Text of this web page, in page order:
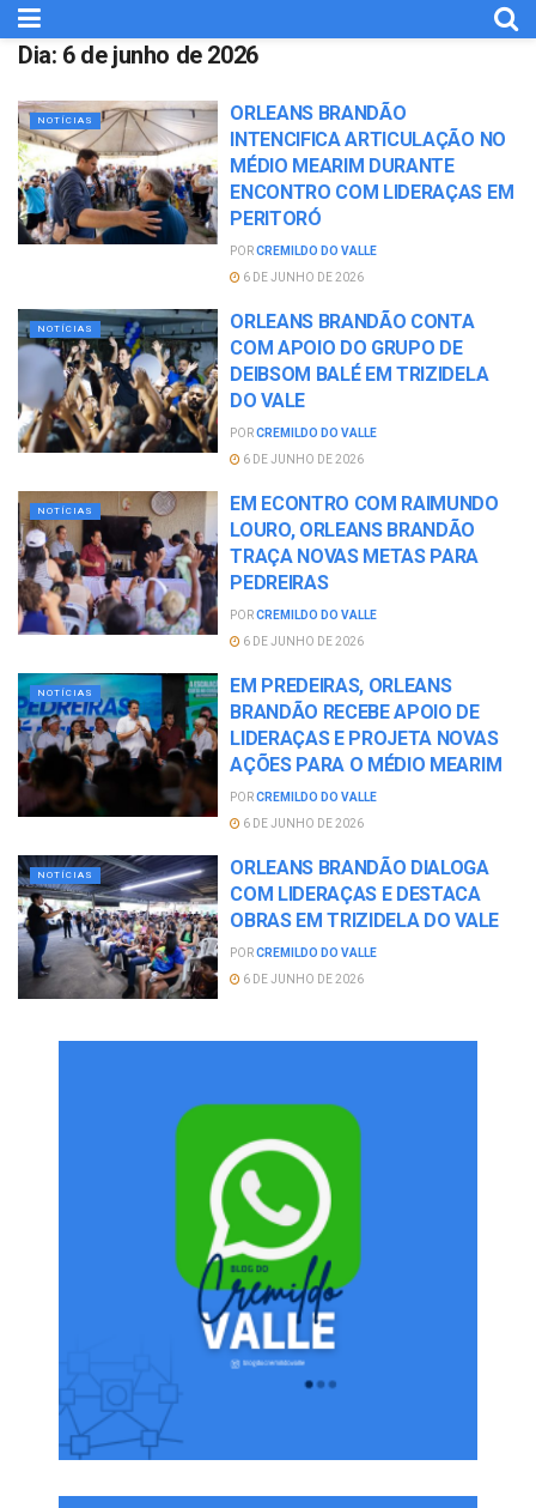
Dia: 6 de junho de 2026
NOTÍCIAS
ORLEANS BRANDÃO
INTENCIFICA ARTICULAÇÃO NO
MÉDIO MEARIM DURANTE
ENCONTRO COM LIDERAÇAS EM
PERITORÓ
PORCREMILDO DO VALLE
6 DE JUNHO DE 2026
NOTÍCIAS
ORLEANS BRANDÃO CONTA
COM APOIO DO GRUPO DE
DEIBSOM BALÉ EM TRIZIDELA
DO VALE
PORCREMILDO DO VALLE
6 DE JUNHO DE 2026
NOTÍCIAS
EM ECONTRO COM RAIMUNDO
LOURO, ORLEANS BRANDÃO
TRAÇA NOVAS METAS PARA
PEDREIRAS
PORCREMILDO DO VALLE
6 DE JUNHO DE 2026
NOTÍCIAS
EM PREDEIRAS, ORLEANS
BRANDÃO RECEBE APOIO DE
LIDERAÇAS E PROJETA NOVAS
AÇÕES PARA O MÉDIO MEARIM
PORCREMILDO DO VALLE
6 DE JUNHO DE 2026
NOTÍCIAS
ORLEANS BRANDÃO DIALOGA
COM LIDERAÇAS E DESTACA
OBRAS EM TRIZIDELA DO VALE
PORCREMILDO DO VALLE
6 DE JUNHO DE 2026